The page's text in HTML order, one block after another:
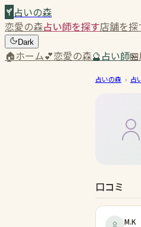
占いの森
恋愛の森占い師を探す店舗を探
Dark
🏠ホーム💕恋愛の森🔮占い師🏪
占いの森 › 占
口コミ
M.K